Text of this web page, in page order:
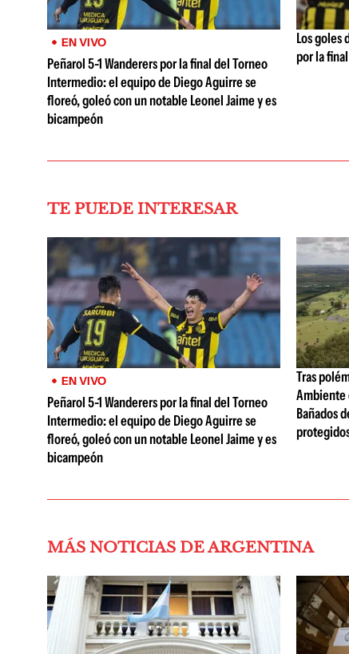
EN VIVO
Peñarol 5-1 Wanderers por la final del Torneo
Intermedio: el equipo de Diego Aguirre se
floreó, goleó con un notable Leonel Jaime y es
bicampeón
Los goles
por la
TE PUEDE INTERESAR
EN VIVO
Peñarol 5-1 Wanderers por la final del Torneo
Intermedio: el equipo de Diego Aguirre se
floreó, goleó con un notable Leonel Jaime y es
bicampeón
Tras
Ambiente
Bañados
MÁS NOTICIAS DE ARGENTINA